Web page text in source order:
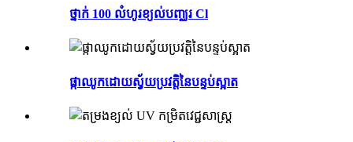
ថ្នាក់ 100 លំហូរខ្យល់បញ្ឈរ Cl
ផ្កាឈូកដោយស្វ័យប្រវត្តិនៃបន្ទប់ស្អាត